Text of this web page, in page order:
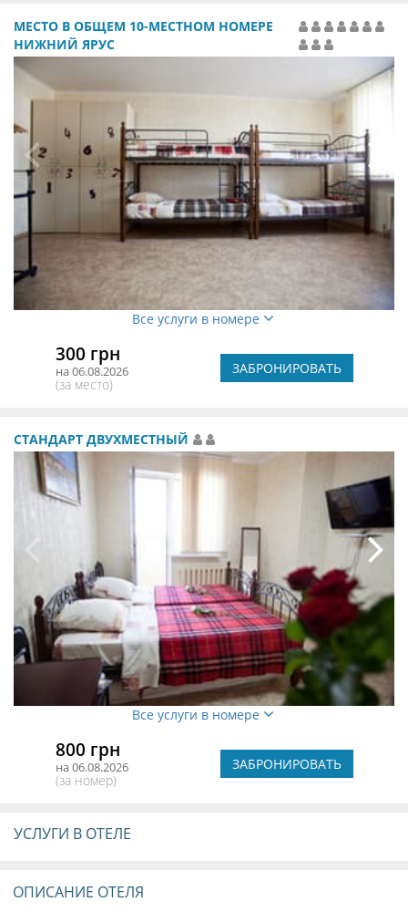
МЕСТО В ОБЩЕМ 10-МЕСТНОМ НОМЕРЕ
НИЖНИЙ ЯРУС
Все услуги в номере
300 грн
на 06.08.2026
(за место)
ЗАБРОНИРОВАТЬ
СТАНДАРТ ДВУХМЕСТНЫЙ
Все услуги в номере
800 грн
на 06.08.2026
(за номер)
ЗАБРОНИРОВАТЬ
УСЛУГИ В ОТЕЛЕ
ОПИСАНИЕ ОТЕЛЯ